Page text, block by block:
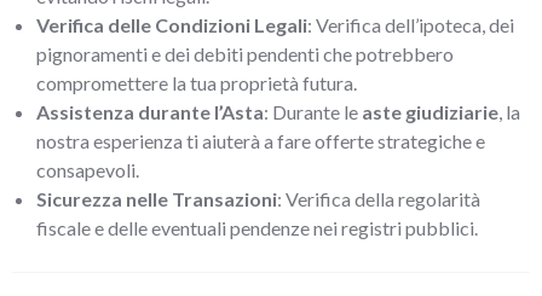
Verifica delle Condizioni Legali: Verifica dell’ipoteca, dei
pignoramenti e dei debiti pendenti che potrebbero
compromettere la tua proprietà futura.
Assistenza durante l’Asta: Durante le aste giudiziarie, la
nostra esperienza ti aiuterà a fare offerte strategiche e
consapevoli.
Sicurezza nelle Transazioni: Verifica della regolarità
fiscale e delle eventuali pendenze nei registri pubblici.